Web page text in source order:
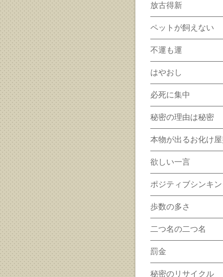
放古得新
ペットが飼えない
不運も運
はやおし
必死に集中
秘密の理由は秘密
本物が出るお化け
欲しい一言
ポジティブシンキ
歩数の多さ
二つ名の二つ名
罰金
秘密のリサイクル